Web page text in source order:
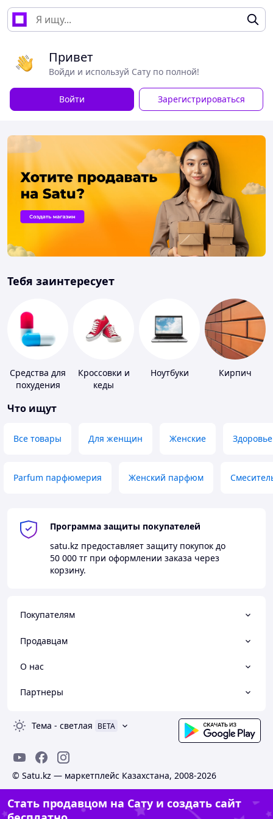
Привет
Войди и используй Сату по полной!
Войти Зарегистрироваться
Тебя заинтересует
Средства для
похудения
Кроссовки и
кеды
Ноутбуки Кирпич
Что ищут
Все товары Для женщин Женские Здоровье
Parfum парфюмерия Женский парфюм
Программа защиты покупателей
satu.kz предоставляет защиту покупок до
50 000 тг при оформлении заказа через
корзину.
Покупателям
Продавцам
О нас
Партнеры
Тема - светлая BETA
© Satu.kz — маркетплейс Казахстана, 2008-2026
Стать продавцом на Сату и создать сайт